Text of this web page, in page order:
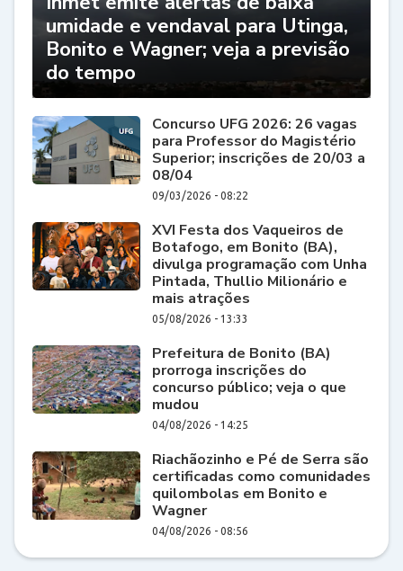
umidade e vendaval para Utinga,
Bonito e Wagner; veja a previsão
do tempo
Concurso UFG 2026: 26 vagas
para Professor do Magistério
Superior; inscrições de 20/03 a
08/04
09/03/2026 - 08:22
XVI Festa dos Vaqueiros de
Botafogo, em Bonito (BA),
divulga programação com Unha
Pintada, Thullio Milionário e
mais atrações
05/08/2026 - 13:33
Prefeitura de Bonito (BA)
prorroga inscrições do
concurso público; veja o que
mudou
04/08/2026 - 14:25
Riachãozinho e Pé de Serra são
certificadas como comunidades
quilombolas em Bonito e
Wagner
04/08/2026 - 08:56